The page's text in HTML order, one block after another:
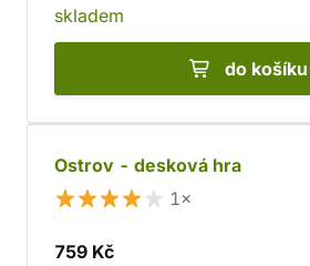
skladem
do košíku
Ostrov - desková hra
1×
759 Kč